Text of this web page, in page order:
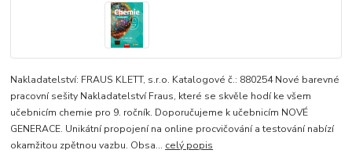
Nakladatelství: FRAUS KLETT, s.r.o. Katalogové č.: 880254 Nové barevné
pracovní sešity Nakladatelství Fraus, které se skvěle hodí ke všem
učebnicím chemie pro 9. ročník. Doporučujeme k učebnicím NOVÉ
GENERACE. Unikátní propojení na online procvičování a testování nabízí
okamžitou zpětnou vazbu. Obsa... celý popis